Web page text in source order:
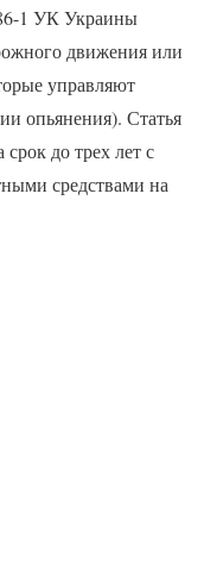
1 УК Украины
движения или
управляют
опьянения). Статья
до трех лет с
средствами на